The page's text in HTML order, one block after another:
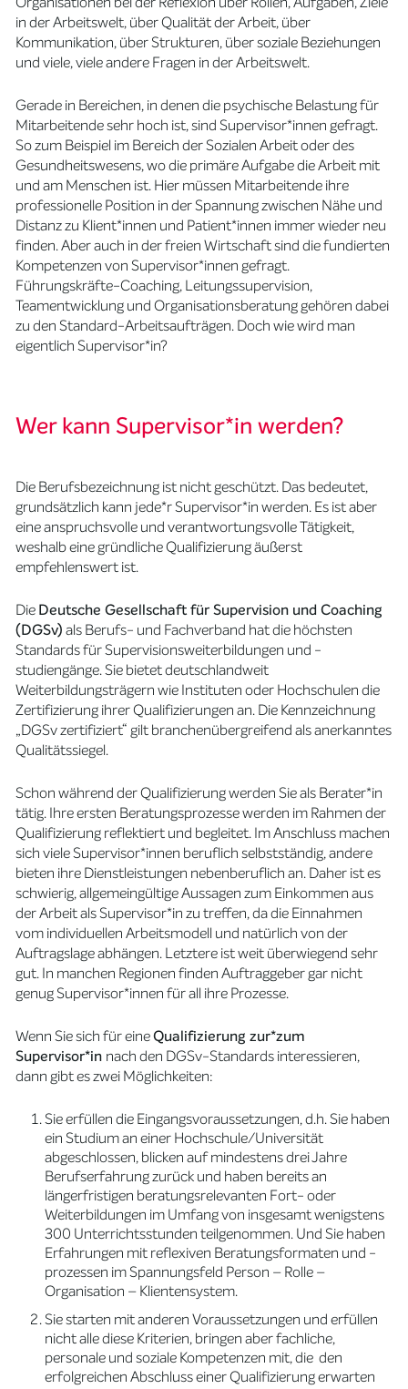
in der Arbeitswelt, über Qualität der Arbeit, über
Kommunikation, über Strukturen, über soziale Beziehungen
und viele, viele andere Fragen in der Arbeitswelt.
Gerade in Bereichen, in denen die psychische Belastung für
Mitarbeitende sehr hoch ist, sind Supervisor*innen gefragt.
So zum Beispiel im Bereich der Sozialen Arbeit oder des
Gesundheitswesens, wo die primäre Aufgabe die Arbeit mit
und am Menschen ist. Hier müssen Mitarbeitende ihre
professionelle Position in der Spannung zwischen Nähe und
Distanz zu Klient*innen und Patient*innen immer wieder neu
finden. Aber auch in der freien Wirtschaft sind die fundierten
Kompetenzen von Supervisor*innen gefragt.
Führungskräfte-Coaching, Leitungssupervision,
Teamentwicklung und Organisationsberatung gehören dabei
zu den Standard-Arbeitsaufträgen. Doch wie wird man
eigentlich Supervisor*in?
Wer kann Supervisor*in werden?
Die Berufsbezeichnung ist nicht geschützt. Das bedeutet,
grundsätzlich kann jede*r Supervisor*in werden. Es ist aber
eine anspruchsvolle und verantwortungsvolle Tätigkeit,
weshalb eine gründliche Qualifizierung äußerst
empfehlenswert ist.
DieDeutsche Gesellschaft für Supervision und Coaching
(DGSv)als Berufs- und Fachverband hat die höchsten
Standards für Supervisionsweiterbildungen und -
studiengänge. Sie bietet deutschlandweit
Weiterbildungsträgern wie Instituten oder Hochschulen die
Zertifizierung ihrer Qualifizierungen an. Die Kennzeichnung
„DGSv zertifiziert“ gilt branchenübergreifend als anerkanntes
Qualitätssiegel.
Schon während der Qualifizierung werden Sie als Berater*in
tätig. Ihre ersten Beratungsprozesse werden im Rahmen der
Qualifizierung reflektiert und begleitet. Im Anschluss machen
sich viele Supervisor*innen beruflich selbstständig, andere
bieten ihre Dienstleistungen nebenberuflich an. Daher ist es
schwierig, allgemeingültige Aussagen zum Einkommen aus
der Arbeit als Supervisor*in zu treffen, da die Einnahmen
vom individuellen Arbeitsmodell und natürlich von der
Auftragslage abhängen. Letztere ist weit überwiegend sehr
gut. In manchen Regionen finden Auftraggeber gar nicht
genug Supervisor*innen für all ihre Prozesse.
Wenn Sie sich für eineQualifizierung zur*zum
Supervisor*in nach den DGSv-Standards interessieren,
dann gibt es zwei Möglichkeiten:
Sie erfüllen die Eingangsvoraussetzungen, d.h. Sie haben
ein Studium an einer Hochschule/Universität
abgeschlossen, blicken auf mindestens drei Jahre
Berufserfahrung zurück und haben bereits an
längerfristigen beratungsrelevanten Fort- oder
Weiterbildungen im Umfang von insgesamt wenigstens
300 Unterrichtsstunden teilgenommen. Und Sie haben
Erfahrungen mit reflexiven Beratungsformaten und -
prozessen im Spannungsfeld Person – Rolle –
Organisation – Klientensystem.
Sie starten mit anderen Voraussetzungen und erfüllen
nicht alle diese Kriterien, bringen aber fachliche,
personale und soziale Kompetenzen mit, die den
erfolgreichen Abschluss einer Qualifizierung erwarten